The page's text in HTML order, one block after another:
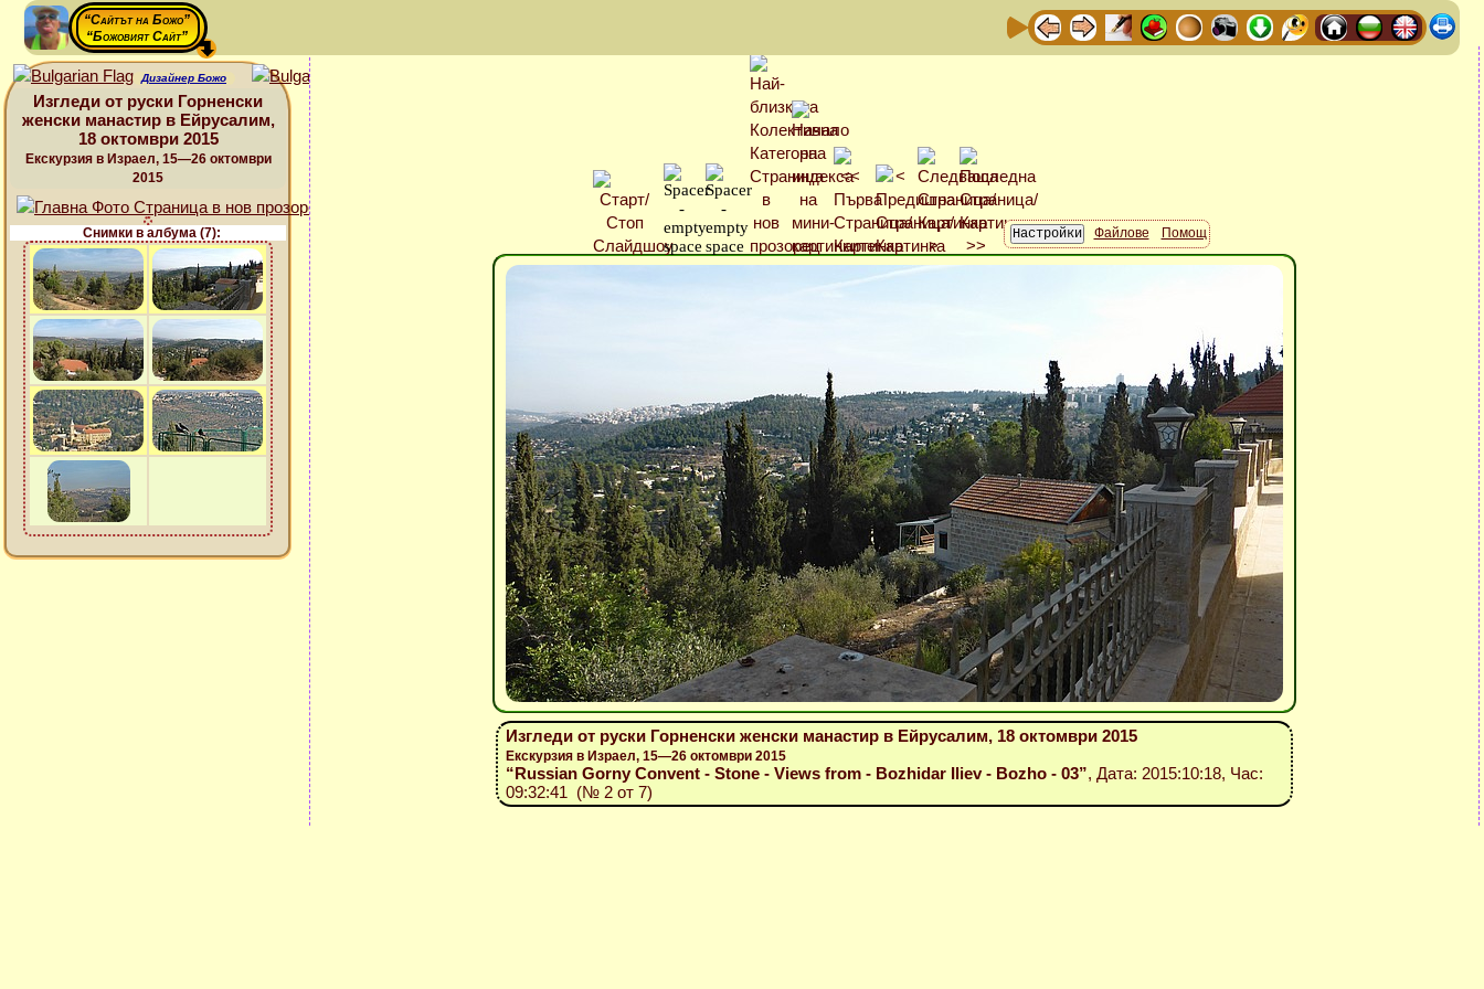
“Сайтът на Божо”
“Божовият Сайт”
Дизайнер Божо
Изгледи от руски Горненски
женски манастир в Ейрусалим,
18 октомври 2015
Екскурзия в Израел, 15—26 октомври
2015
Снимки в албума (7): Файлове Помощ
Изгледи от руски Горненски женски манастир в Ейрусалим, 18 октомври 2015
Екскурзия в Израел, 15—26 октомври 2015
“Russian Gorny Convent - Stone - Views from - Bozhidar Iliev - Bozho - 03”, Дата: 2015:10:18, Час:
09:32:41 (№ 2 от 7)